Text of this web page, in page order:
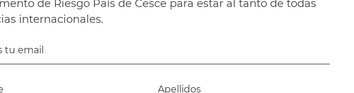
de Riesgo País de Cesce para estar al tanto de todas
internacionales.